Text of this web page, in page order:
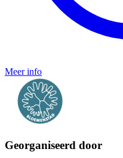
Meer info
Georganiseerd door